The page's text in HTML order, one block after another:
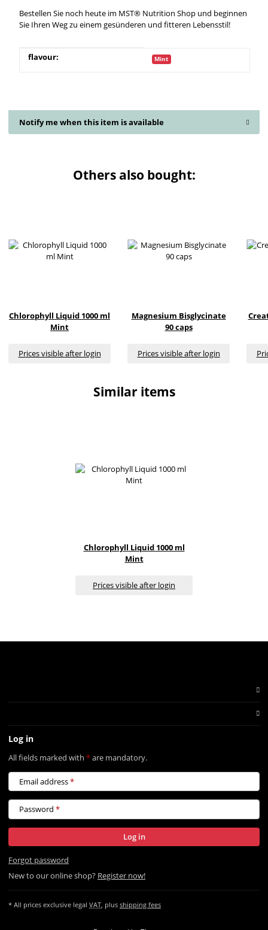
Bestellen Sie noch heute im MST® Nutrition Shop und beginnen
Sie Ihren Weg zu einem gesünderen und fitteren Lebensstil!
Item information
Value
flavour: Mint
Notify me when this item is available
Others also bought:
Chlorophyll Liquid 1000 ml
Mint
Prices visible after login
Magnesium Bisglycinate
90 caps
Prices visible after login
Similar items
Chlorophyll Liquid 1000 ml
Mint
Prices visible after login
Log in
All fields marked with *are mandatory.
Email address
Password
Log in
Forgot password
New to our online shop? Register now!
* All prices exclusive legal VAT, plus shipping fees